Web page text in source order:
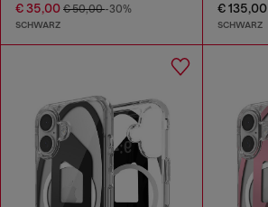
€ 35,00 € 50,00-30%
SCHWARZ
€ 135,00
SCHWARZ